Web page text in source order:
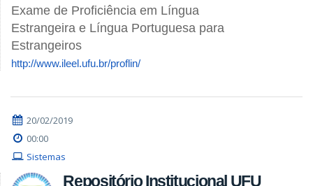
Exame de Proficiência em Língua
Estrangeira e Língua Portuguesa para
Estrangeiros
http://www.ileel.ufu.br/proflin/
20/02/2019
00:00
Sistemas
Repositório Institucional UFU